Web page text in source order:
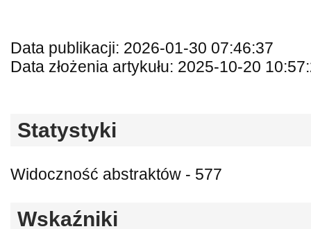
Data publikacji: 2026-01-30 07:46:37
Data złożenia artykułu: 2025-10-20
Statystyki
Widoczność abstraktów - 577
Wskaźniki